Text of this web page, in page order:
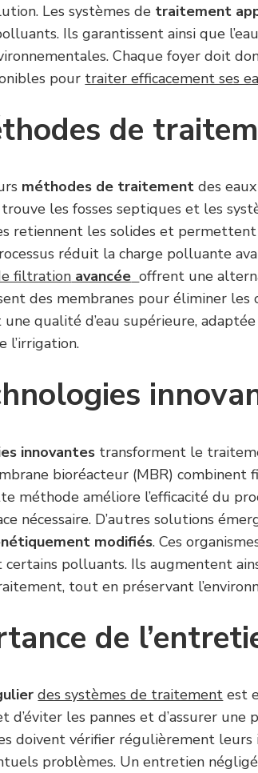
Les systèmes de traitement
Ils garantissent ainsi que
Chaque foyer doit
pour traiter efficacement ses
de
méthodes de traitement des
les fosses septiques et les
retiennent les solides et
réduit la charge polluante
filtration avancée offrent une
des membranes pour éliminer les
qualité d’eau supérieure,
l’irrigation.
innovantes transforment le
bioréacteur (MBR)
méthode améliore l’efficacité du
nécessaire. D’autres solutions
modifiés. Ces
certains polluants. Ils augmentent
tout en préservant
de
des systèmes de traitement est
d’éviter les pannes et d’assurer une
doivent vérifier régulièrement
problèmes. Un entretien